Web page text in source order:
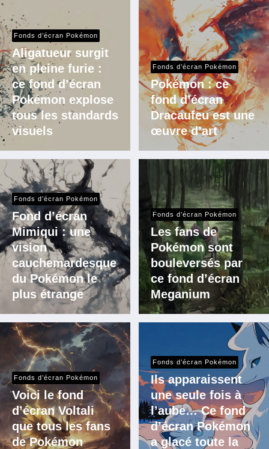
Fonds d’écran Pokémon
Aligatueur surgit
en pleine furie :
ce fond d’écran
Pokémon explose
tous les standards
visuels
Fonds d’écran Pokémon
Pokémon : ce
fond d’écran
Dracaufeu est une
œuvre d’art
Fonds d’écran Pokémon
Fond d’écran
Mimiqui : une
vision
cauchemardesque
du Pokémon le
plus étrange
Fonds d’écran Pokémon
Les fans de
Pokémon sont
bouleversés par
ce fond d’écran
Meganium
Fonds d’écran Pokémon
Voici le fond
d’écran Voltali
que tous les fans
de Pokémon
Fonds d’écran Pokémon
Ils apparaissent
une seule fois à
l’aube… Ce fond
d’écran Pokémon
a glacé toute la